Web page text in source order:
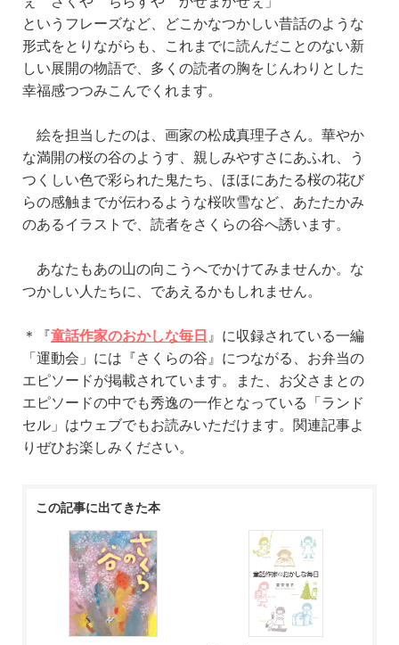
というフレーズなど、どこかなつかしい昔話のような
形式をとりながらも、これまでに読んだことのない新
しい展開の物語で、多くの読者の胸をじんわりとした
幸福感つつみこんでくれます。
絵を担当したのは、画家の松成真理子さん。華やか
な満開の桜の谷のようす、親しみやすさにあふれ、う
つくしい色で彩られた鬼たち、ほほにあたる桜の花び
らの感触までが伝わるような桜吹雪など、あたたかみ
のあるイラストで、読者をさくらの谷へ誘います。
あなたもあの山の向こうへでかけてみませんか。な
つかしい人たちに、であえるかもしれません。
＊『童話作家のおかしな毎日』に収録されている一編
「運動会」には『さくらの谷』につながる、お弁当の
エピソードが掲載されています。また、お父さまとの
エピソードの中でも秀逸の一作となっている「ランド
セル」はウェブでもお読みいただけます。関連記事よ
りぜひお楽しみください。
この記事に出てきた本